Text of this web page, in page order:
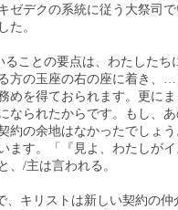
ゼデクの系統に従う大祭司
た。
ることの要点は、わたした
方の玉座の右の座に着き、…
めを得ておられます。更に
なられたからです。もし、
約の余地はなかったでしょ
ます。「『見よ、わたしが
、/主は言われる。
、キリストは新しい契約の